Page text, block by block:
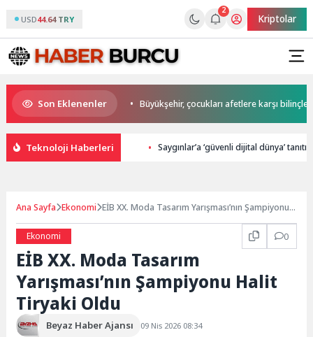
USD44.64 TRY
2
Kriptolar
Son Eklenenler
Büyükakın’dan Büyükşehir, çocukları afetlere karşı
Teknoloji Haberleri Saygınlar’a ‘güvenli dijital dünya’
Ana Sayfa Ekonomi EİB XX. Moda Tasarım Yarışması’nın Şampiyonu
Ekonomi
0
EİB XX. Moda Tasarım
Yarışması’nın Şampiyonu Halit
Tiryaki Oldu
Beyaz Haber Ajansı
09 Nis 2026 08:34